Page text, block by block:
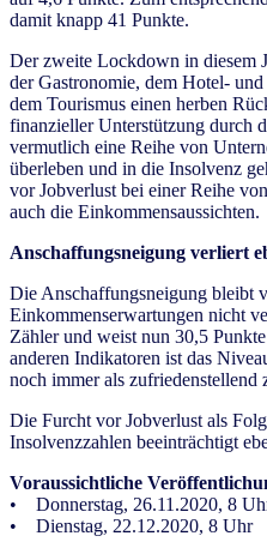
damit knapp 41 Punkte.
Der zweite Lockdown in diesem
der Gastronomie, dem Hotel-
dem Tourismus einen herben
finanzieller Unterstützung durch
vermutlich eine Reihe von
überleben und in die Insolvenz
vor Jobverlust bei einer Reihe
auch die Einkommensaussichten.
Anschaffungsneigung verliert
Die Anschaffungsneigung bleibt
Einkommenserwartungen nicht
Zähler und weist nun 30,5
anderen Indikatoren ist das
noch immer als zufriedenstellend
Die Furcht vor Jobverlust als
Insolvenzzahlen beeinträchtigt
Voraussichtliche
• Donnerstag, 26.11.2020, 8
• Dienstag, 22.12.2020, 8 Uhr